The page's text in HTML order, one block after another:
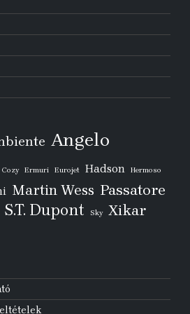
Angelo
Cozy Ermuri Eurojet Hadson Hermoso
Martin Wess Passatore
S.T. Dupont Sky Xikar